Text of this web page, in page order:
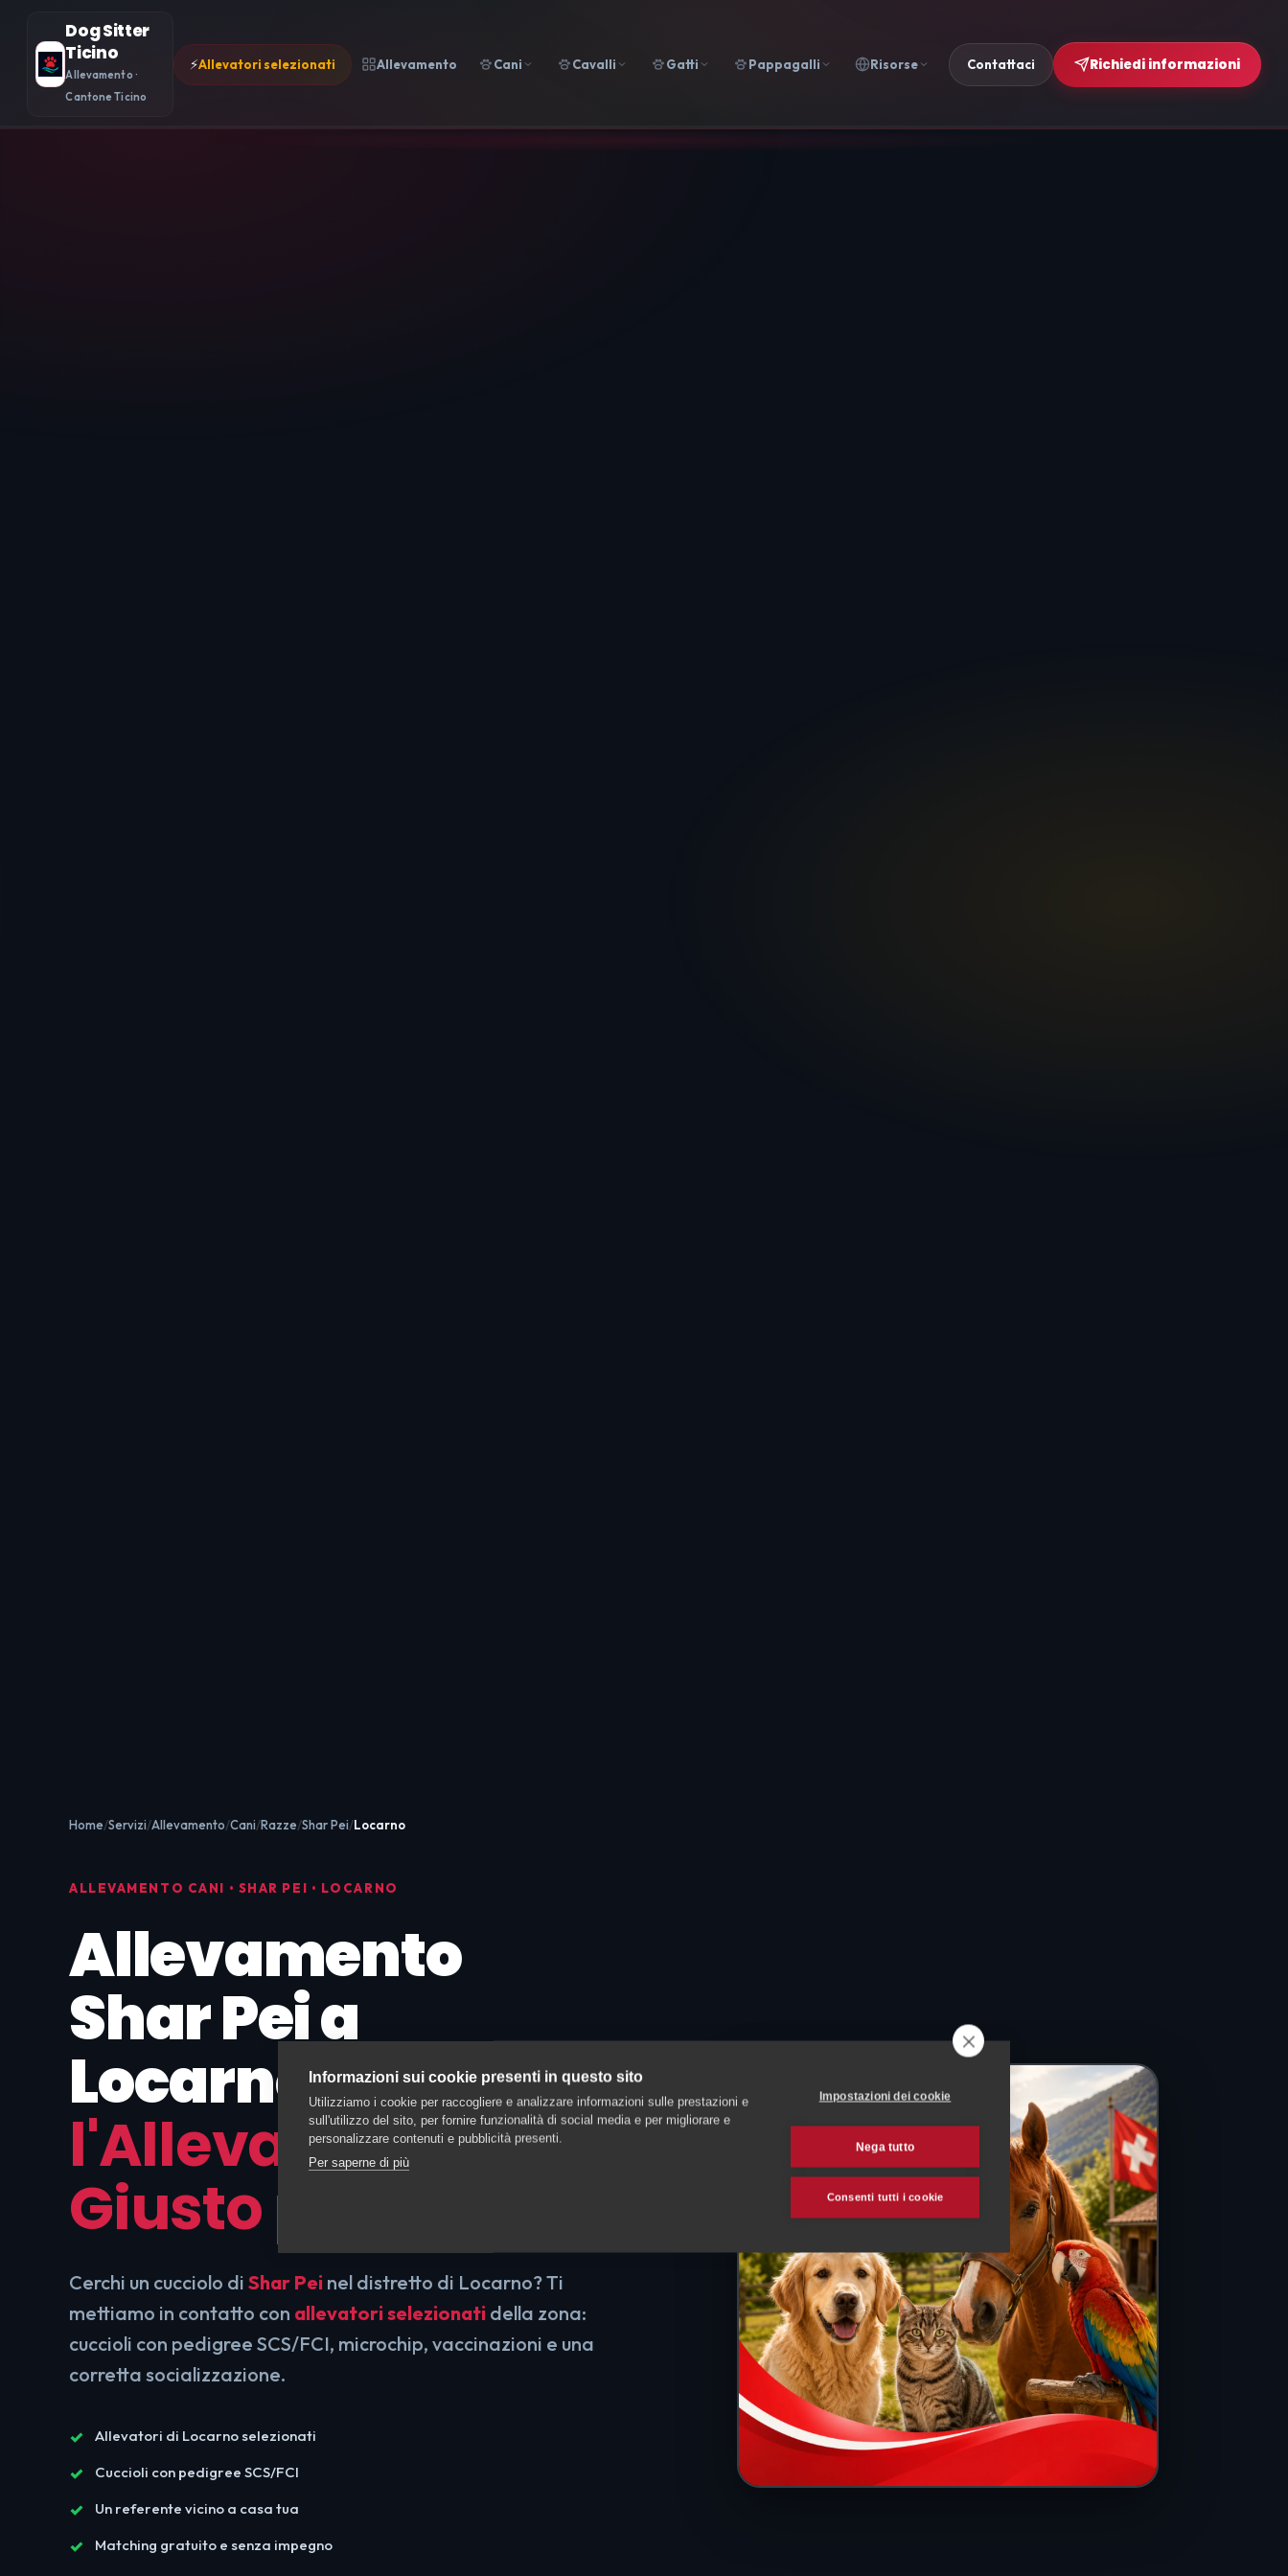
Dog Sitter
Ticino
Allevamento ·
Cantone Ticino
⚡Allevatori selezionati Allevamento Cani Cavalli Gatti Pappagalli Risorse Contattaci Richiedi informazioni
Home Servizi Allevamento Cani Razze Shar Pei Locarno
ALLEVAMENTO CANI • SHAR PEI • LOCARNO
Allevamento
Shar Pei a
Locarno:Trova
l'Allevatore
Giusto per Te
Cerchi un cucciolo di Shar Pei nel distretto di Locarno? Ti
mettiamo in contatto con allevatori selezionati della zona:
cuccioli con pedigree SCS/FCI, microchip, vaccinazioni e una
corretta socializzazione.
Allevatori di Locarno selezionati
Cuccioli con pedigree SCS/FCI
Un referente vicino a casa tua
Matching gratuito e senza impegno
Informazioni sui cookie presenti in questo sito
Utilizziamo i cookie per raccogliere e analizzare informazioni sulle prestazioni e
sull'utilizzo del sito, per fornire funzionalità di social media e per migliorare e
personalizzare contenuti e pubblicità presenti.
Per saperne di più
Impostazioni dei cookie
Nega tutto
Consenti tutti i cookie